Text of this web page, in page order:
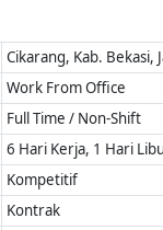
Cikarang, Kab. Bekasi,
Work From Office
Full Time / Non-Shift
6 Hari Kerja, 1 Hari
Kompetitif
Kontrak